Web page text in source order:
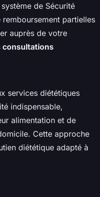
de Sécurité
partielles
auprès de votre
services diététiques
indispensable,
alimentation et de
Cette approche
diététique adapté à